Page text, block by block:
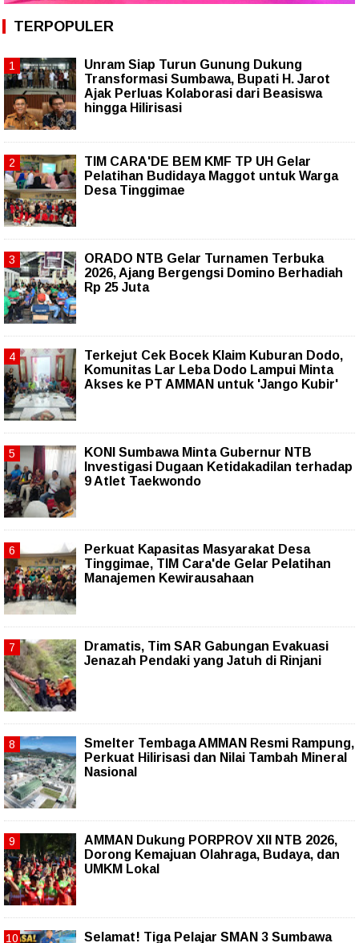
TERPOPULER
Unram Siap Turun Gunung Dukung
Transformasi Sumbawa, Bupati H. Jarot
Ajak Perluas Kolaborasi dari Beasiswa
hingga Hilirisasi
TIM CARA'DE BEM KMF TP UH Gelar
Pelatihan Budidaya Maggot untuk Warga
Desa Tinggimae
ORADO NTB Gelar Turnamen Terbuka
2026, Ajang Bergengsi Domino Berhadiah
Rp 25 Juta
Terkejut Cek Bocek Klaim Kuburan Dodo,
Komunitas Lar Leba Dodo Lampui Minta
Akses ke PT AMMAN untuk 'Jango Kubir'
KONI Sumbawa Minta Gubernur NTB
Investigasi Dugaan Ketidakadilan terhadap
9 Atlet Taekwondo
Perkuat Kapasitas Masyarakat Desa
Tinggimae, TIM Cara'de Gelar Pelatihan
Manajemen Kewirausahaan
Dramatis, Tim SAR Gabungan Evakuasi
Jenazah Pendaki yang Jatuh di Rinjani
Smelter Tembaga AMMAN Resmi Rampung,
Perkuat Hilirisasi dan Nilai Tambah Mineral
Nasional
AMMAN Dukung PORPROV XII NTB 2026,
Dorong Kemajuan Olahraga, Budaya, dan
UMKM Lokal
Selamat! Tiga Pelajar SMAN 3 Sumbawa